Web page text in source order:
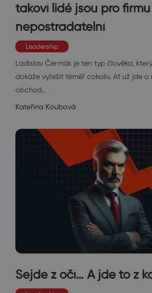
takoví lidé jsou pro firmu
nepostradatelní
Leadership
Ladislav Čermák je ten typ člověka,
dokáže vyřešit téměř cokoliv. Ať už jde o
obchod…
Kateřina Koubová
Sejde z očí… A jde to z